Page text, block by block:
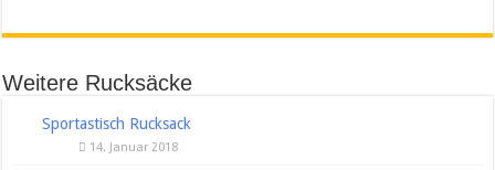
Weitere Rucksäcke
Sportastisch Rucksack
14. Januar 2018